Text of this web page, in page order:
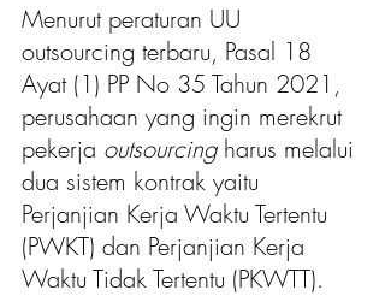
Menurut peraturan UU
outsourcing terbaru, Pasal 18
Ayat (1) PP No 35 Tahun 2021,
perusahaan yang ingin merekrut
pekerja outsourcing harus melalui
dua sistem kontrak yaitu
Perjanjian Kerja Waktu Tertentu
(PWKT) dan Perjanjian Kerja
Waktu Tidak Tertentu (PKWTT).